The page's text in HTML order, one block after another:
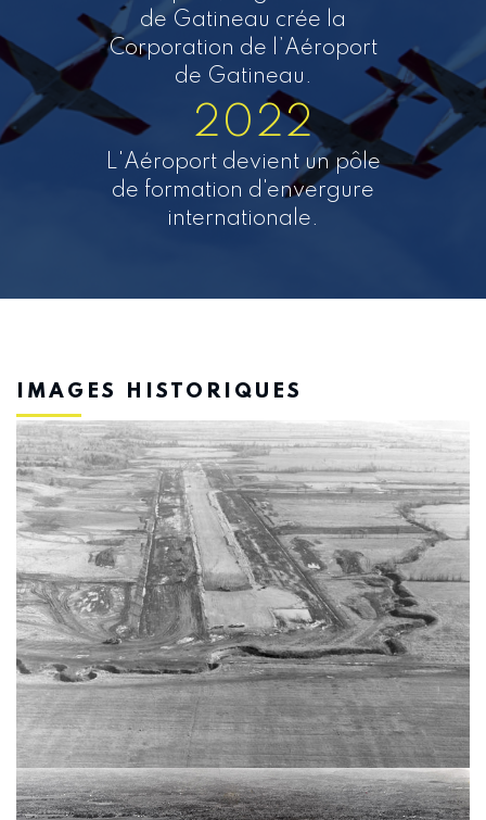
de Gatineau crée la
Corporation de l’Aéroport
de Gatineau.
2022
L'Aéroport devient un pôle
de formation d'envergure
internationale.
IMAGES HISTORIQUES